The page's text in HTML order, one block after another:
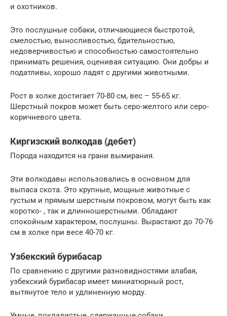
и охотников.
Это послушные собаки, отличающиеся быстротой,
смелостью, выносливостью, бдительностью,
недоверчивостью и способностью самостоятельно
принимать решения, оценивая ситуацию. Они добры и
податливы, хорошо ладят с другими животными.
Рост в холке достигает 70-80 см, вес – 55-65 кг.
Шерстный покров может быть серо-желтого или серо-
коричневого цвета.
Киргизский волкодав (дебет)
Порода находится на грани вымирания.
Эти волкодавы использовались в основном для
выпаса скота. Это крупные, мощные животные с
густым и прямым шерстным покровом, могут быть как
коротко- , так и длинношерстными. Обладают
спокойным характером, послушны. Вырастают до 70-76
см в холке при весе 40-70 кг.
Узбекский бурибасар
По сравнению с другими разновидностями алабая,
узбекский бурибасар имеет миниатюрный рост,
вытянутое тело и удлиненную морду.